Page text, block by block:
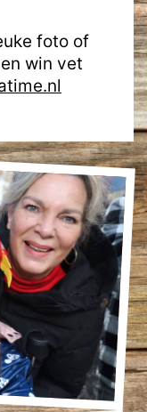
foto of
win vet